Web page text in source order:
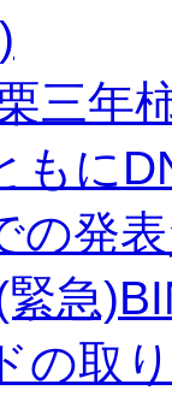
三年
もに
の発
(緊急
の取